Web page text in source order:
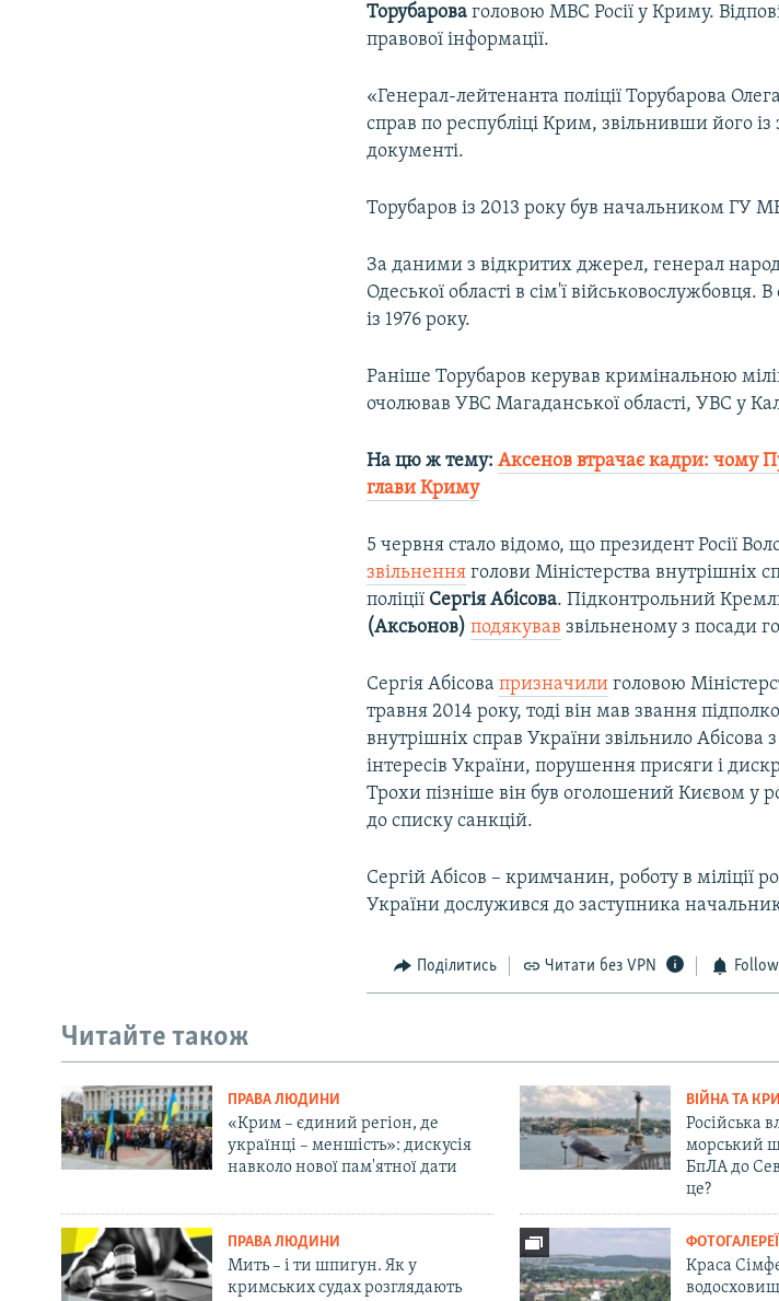
Торубарова головою МВС Росії у Криму.
правової інформації.
«Генерал-лейтенанта поліції Торубарова
справ по республіці Крим, звільнивши його
документі.
Торубаров із 2013 року був начальником ГУ
За даними з відкритих джерел, генерал
Одеської області в сім'ї
із 1976 року.
Раніше Торубаров керував кримінальною
очолював УВС Магаданської області, УВС у
На цю ж тему: Аксенов втрачає кадри: чому
глави Криму
5 червня стало відомо, що президент Росії
звільнення голови Міністерства внутрішніх
поліції Сергія Абісова. Підконтрольний
(Аксьонов)подякував звільненому з посади
Сергія Абісовапризначили головою
травня 2014 року, тоді він мав звання
внутрішніх справ України звільнило Абісова
інтересів України, порушення присяги і
Трохи пізніше він був оголошений Києвом у
до списку санкцій.
Сергій Абісов – кримчанин, роботу в міліції
України дослужився до заступника
Поділитись Читати без VPN
Читайте також
ПРАВА ЛЮДИНИ
«Крим – єдиний регіон, де
українці – меншість»: дискусія
навколо нової пам'ятної дати
ВІЙНА ТА
Російська
морський
БпЛА до
це?
ПРАВА ЛЮДИНИ
Мить – і ти шпигун. Як у
кримських судах розглядають
ФОТОГАЛЕРЕЇ
Краса